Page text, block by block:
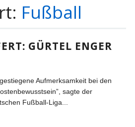
Fußball
GÜRTEL ENGER
Aufmerksamkeit bei den
sagte der
Fußball-Liga...